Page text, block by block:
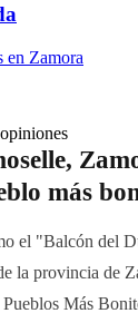
en Zamora
más
el "Balcón del
la provincia de
Más